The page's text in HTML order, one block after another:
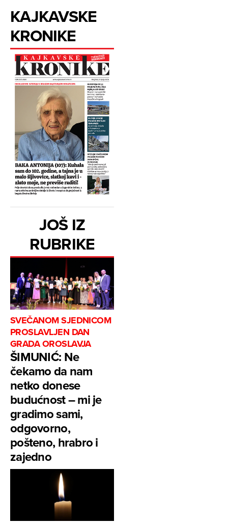
KAJKAVSKE
KRONIKE
JOŠ IZ
RUBRIKE
SVEČANOM SJEDNICOM
PROSLAVLJEN DAN
GRADA OROSLAVJA
ŠIMUNIĆ: Ne
čekamo da nam
netko donese
budućnost – mi je
gradimo sami,
odgovorno,
pošteno, hrabro i
zajedno